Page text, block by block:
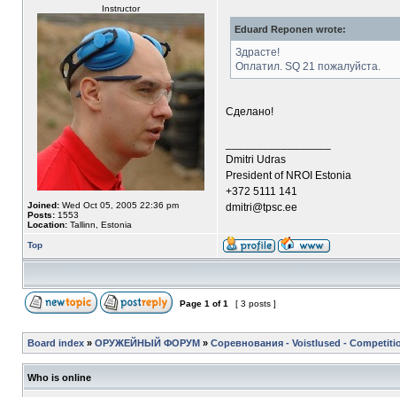
Instructor
Joined: Wed Oct 05, 2005 22:36 pm
Posts: 1553
Location: Tallinn, Estonia
Eduard Reponen wrote:
Здрасте!
Оплатил. SQ 21 пожалуйста.
Сделано!
Dmitri Udras
President of NROI Estonia
+372 5111 141
dmitri@tpsc.ee
Top
Page 1 of1 [ 3 posts ]
Board index » ОРУЖЕЙНЫЙ ФОРУМ » Соревнования - Voistlused -
Who is online